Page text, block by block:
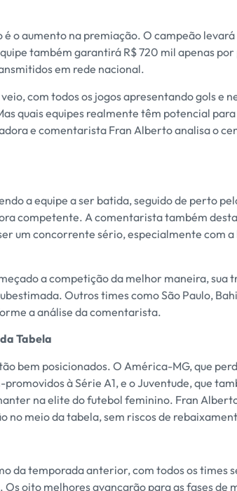
o aumento na premiação. O campeão levará
também garantirá R$ 720 mil apenas
em rede nacional.
com todos os jogos apresentando gols e
quais equipes realmente têm potencial
e comentarista Fran Alberto analisa o
a equipe a ser batida, seguido de perto
competente. A comentarista também
um concorrente sério, especialmente com
a competição da melhor maneira, sua
Outros times como São Paulo,
a análise da comentarista.
Tabela
bem posicionados. O América-MG, que
à Série A1, e o Juventude, que
na elite do futebol feminino. Fran
no meio da tabela, sem riscos de
da temporada anterior, com todos os times
oito melhores avançarão para as fases de